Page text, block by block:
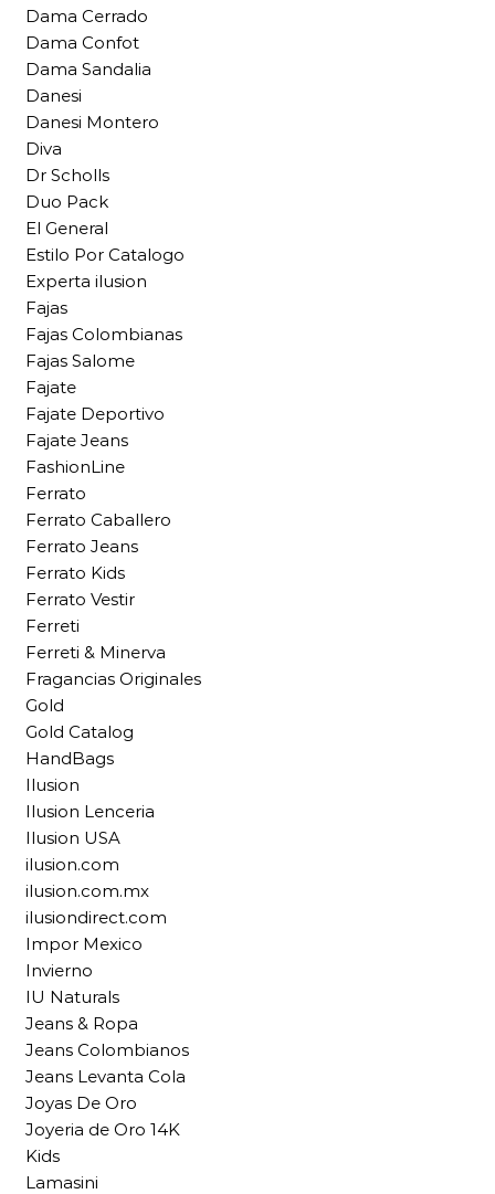
Dama Cerrado
Dama Confot
Dama Sandalia
Danesi
Danesi Montero
Diva
Dr Scholls
Duo Pack
El General
Estilo Por Catalogo
Experta ilusion
Fajas
Fajas Colombianas
Fajas Salome
Fajate
Fajate Deportivo
Fajate Jeans
FashionLine
Ferrato
Ferrato Caballero
Ferrato Jeans
Ferrato Kids
Ferrato Vestir
Ferreti
Ferreti & Minerva
Fragancias Originales
Gold
Gold Catalog
HandBags
Ilusion
Ilusion Lenceria
Ilusion USA
ilusion.com
ilusion.com.mx
ilusiondirect.com
Impor Mexico
Invierno
IU Naturals
Jeans & Ropa
Jeans Colombianos
Jeans Levanta Cola
Joyas De Oro
Joyeria de Oro 14K
Kids
Lamasini